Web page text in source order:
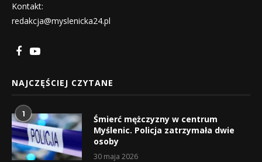
Kontakt:
redakcja@myslenicka24.pl
NAJCZĘŚCIEJ CZYTANE
1
Śmierć mężczyzny w centrum
Myślenic. Policja zatrzymała dwie
osoby
30 maja 2026